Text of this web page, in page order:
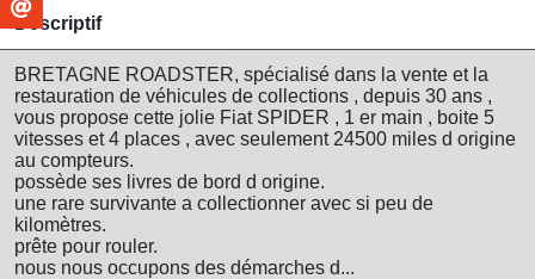
Descriptif
BRETAGNE ROADSTER, spécialisé dans la vente et la
restauration de véhicules de collections , depuis 30 ans ,
vous propose cette jolie Fiat SPIDER , 1 er main , boite 5
vitesses et 4 places , avec seulement 24500 miles d origine
au compteurs.
possède ses livres de bord d origine.
une rare survivante a collectionner avec si peu de
kilomètres.
prête pour rouler.
nous nous occupons des démarches d...